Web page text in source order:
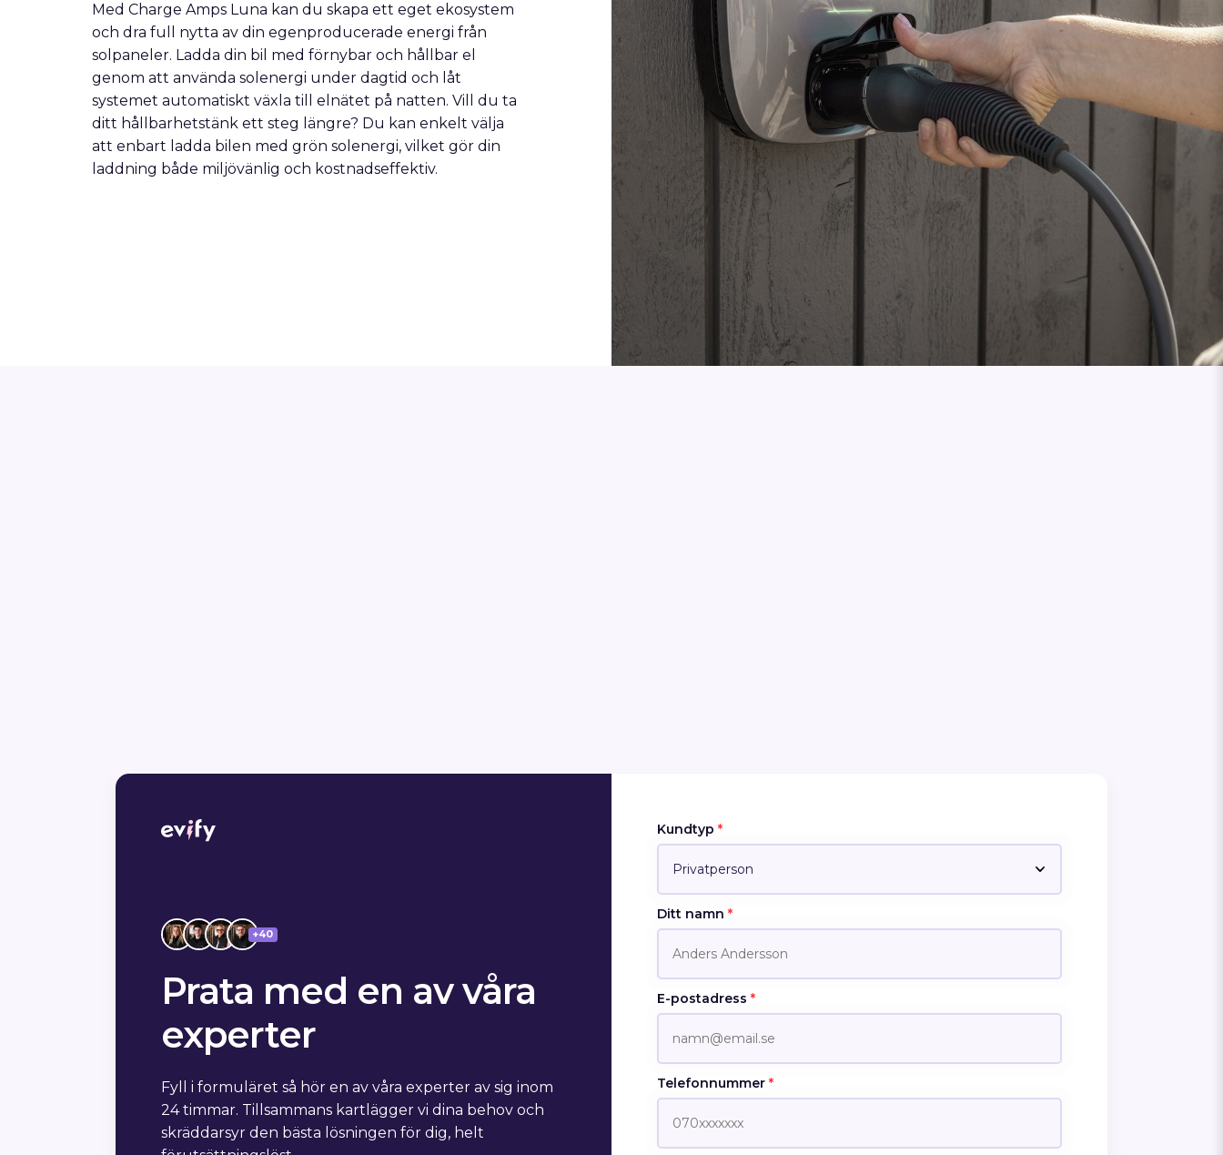
Med Charge Amps Luna kan du skapa ett eget ekosystem
och dra full nytta av din egenproducerade energi från
solpaneler. Ladda din bil med förnybar och hållbar el
genom att använda solenergi under dagtid och låt
systemet automatiskt växla till elnätet på natten. Vill du ta
ditt hållbarhetstänk ett steg längre? Du kan enkelt välja
att enbart ladda bilen med grön solenergi, vilket gör din
laddning både miljövänlig och kostnadseffektiv.
+40
Prata med en av våra
experter
Fyll i formuläret så hör en av våra experter av sig inom
24 timmar. Tillsammans kartlägger vi dina behov och
skräddarsyr den bästa lösningen för dig, helt
Kundtyp *
Ditt namn *
E-postadress *
Telefonnummer *